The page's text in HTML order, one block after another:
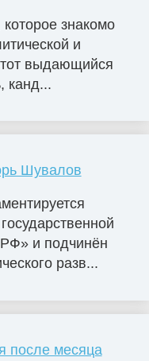
знакомо
и
выдающийся
канд...
Шувалов
и подчинён
разв...
после месяца